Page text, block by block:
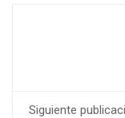
Siguiente